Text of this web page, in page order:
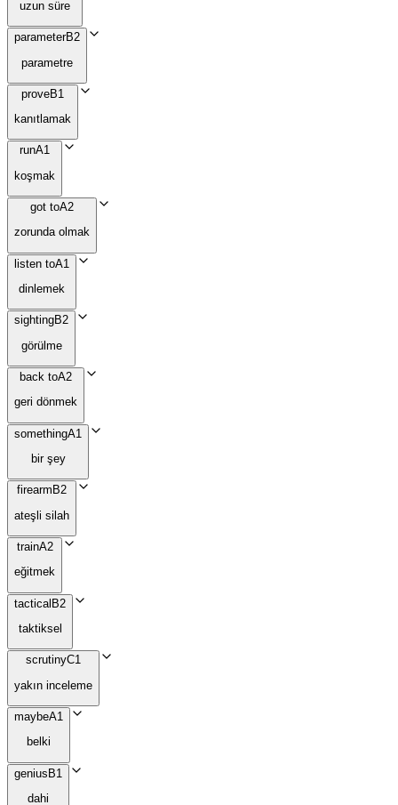
uzun süre
parameterB2
parametre
proveB1
kanıtlamak
runA1
koşmak
got toA2
zorunda olmak
listen toA1
dinlemek
sightingB2
görülme
back toA2
geri dönmek
somethingA1
bir şey
firearm B2
ateşli silah
trainA2
eğitmek
tacticalB2
taktiksel
scrutinyC1
yakın inceleme
maybeA1
belki
geniusB1
dahi